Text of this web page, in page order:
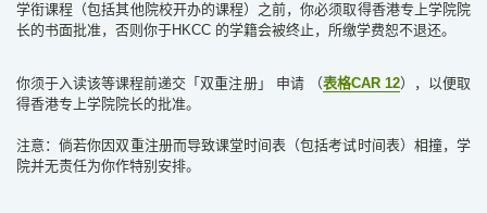
学衔课程（包括其他院校开办的课程）之前，你必须取得香港专上学院院
长的书面批准，否则你于HKCC 的学籍会被终止，所缴学费恕不退还。
你须于入读该等课程前递交「双重注册」 申请 （表格CAR 12），以便取
得香港专上学院院长的批准。
注意：倘若你因双重注册而导致课堂时间表（包括考试时间表）相撞，学
院并无责任为你作特别安排。